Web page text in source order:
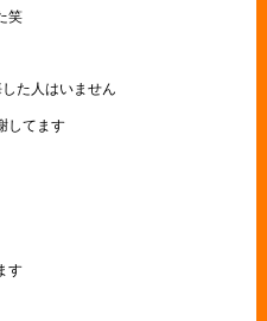
笑
た人はいません
してます
す